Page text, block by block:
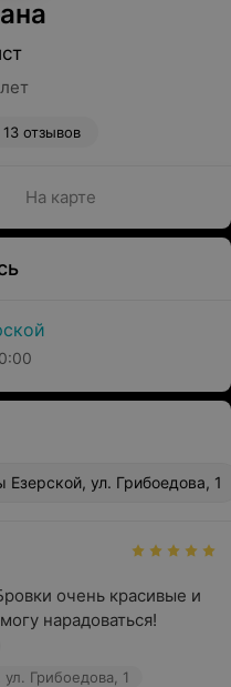
13 отзывов
На карте
ул. Грибоедова, 1
очень красивые и
нарадоваться!
Грибоедова, 1